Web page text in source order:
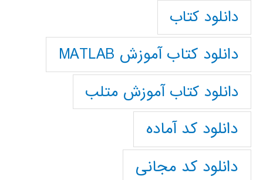
دانلود کتاب
دانلود کتاب آموزش MATLAB
دانلود کتاب آموزش متلب
دانلود کد آماده
دانلود کد مجانی